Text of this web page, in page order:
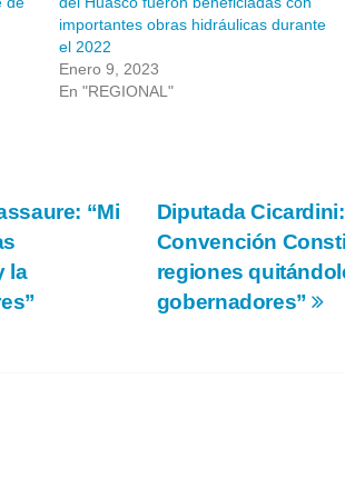
importantes obras hidráulicas durante
el 2022
Enero 9, 2023
En "REGIONAL"
Diputada
Convención
regiones
gobernadores”
“Mi
la